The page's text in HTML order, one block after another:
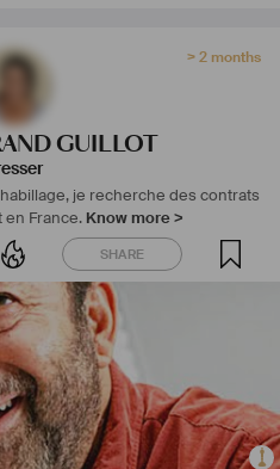
> 2 months
GUILLOT
je recherche des contrats
France. Know more >
SHARE
SHARE